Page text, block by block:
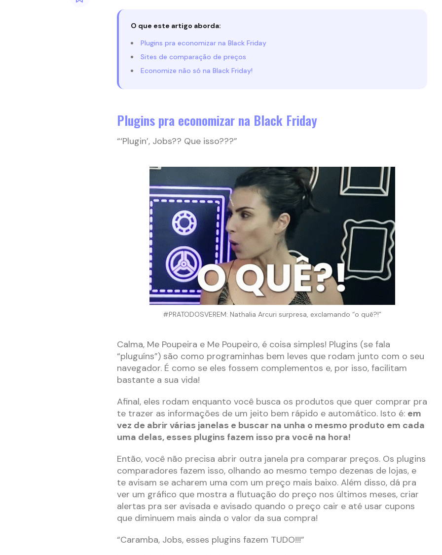
O que este artigo aborda:
Plugins pra economizar na Black Friday
Sites de comparação de preços
Economize não só na Black Friday!
Plugins pra economizar na Black Friday
“‘Plugin’, Jobs?? Que isso???”
#PRATODOSVEREM: Nathalia Arcuri surpresa, exclamando “o quê?!”
Calma, Me Poupeira e Me Poupeiro, é coisa simples! Plugins (se fala
“pluguíns”) são como programinhas bem leves que rodam junto com o seu
navegador. É como se eles fossem complementos e, por isso, facilitam
bastante a sua vida!
Afinal, eles rodam enquanto você busca os produtos que quer comprar pra
te trazer as informações de um jeito bem rápido e automático. Isto é: em
vez de abrir várias janelas e buscar na unha o mesmo produto em cada
uma delas, esses plugins fazem isso pra você na hora!
Então, você não precisa abrir outra janela pra comparar preços. Os plugins
comparadores fazem isso, olhando ao mesmo tempo dezenas de lojas, e
te avisam se acharem uma com um preço mais baixo. Além disso, dá pra
ver um gráfico que mostra a flutuação do preço nos últimos meses, criar
alertas pra ser avisada e avisado quando o preço cair e até usar cupons
que diminuem mais ainda o valor da sua compra!
“Caramba, Jobs, esses plugins fazem TUDO!!!”